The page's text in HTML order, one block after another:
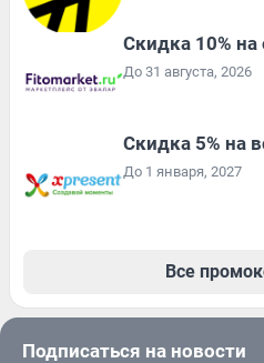
Скидка 10%
До 31 августа, 2026
Скидка 5% на
До 1 января, 2027
Все
Подписаться на новости